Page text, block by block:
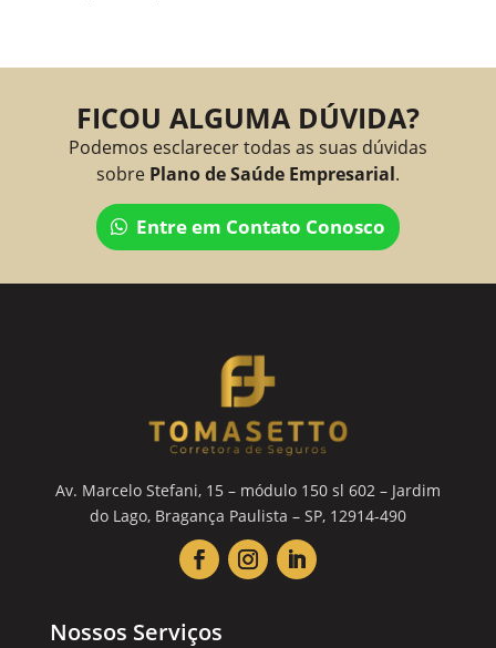
FICOU ALGUMA DÚVIDA?
Podemos esclarecer todas as suas dúvidas
sobre Plano de Saúde Empresarial.
Entre em Contato Conosco
Av. Marcelo Stefani, 15 – módulo 150 sl 602 – Jardim
do Lago, Bragança Paulista – SP, 12914-490
Nossos Serviços